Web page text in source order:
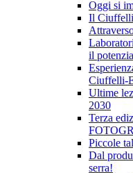
Oggi si
Il Ciuffelli
il
Ciuffelli-
Ultime
2030
Terza
Piccole
Dal
serra!